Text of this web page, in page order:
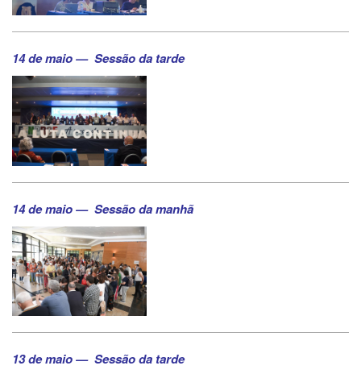
14 de maio — Sessão da tarde
14 de maio — Sessão da manhã
13 de maio — Sessão da tarde